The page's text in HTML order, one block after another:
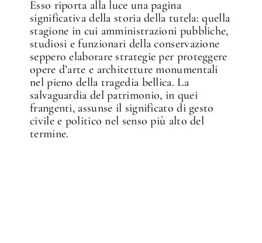
Esso riporta alla luce una pagina
significativa della storia della tutela: quella
stagione in cui amministrazioni pubbliche,
studiosi e funzionari della conservazione
seppero elaborare strategie per proteggere
opere d’arte e architetture monumentali
nel pieno della tragedia bellica. La
salvaguardia del patrimonio, in quei
frangenti, assunse il significato di gesto
civile e politico nel senso più alto del
termine.